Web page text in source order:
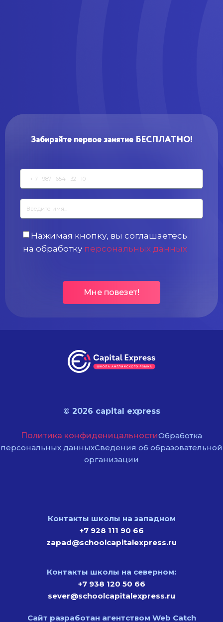
Забирайте первое занятие БЕСПЛАТНО!
Нажимая кнопку, вы соглашаетесь
на обработку персональных данных
Мне повезет!
© 2026 capital express
Политика конфиденицальностиОбработка
персональных данныхСведения об образовательной
организации
Контакты школы на западном
+7 928 111 90 66
zapad@schoolcapitalexpress.ru
Контакты школы на северном:
+7 938 120 50 66
sever@schoolcapitalexpress.ru
Сайт разработан агентством Web Catch